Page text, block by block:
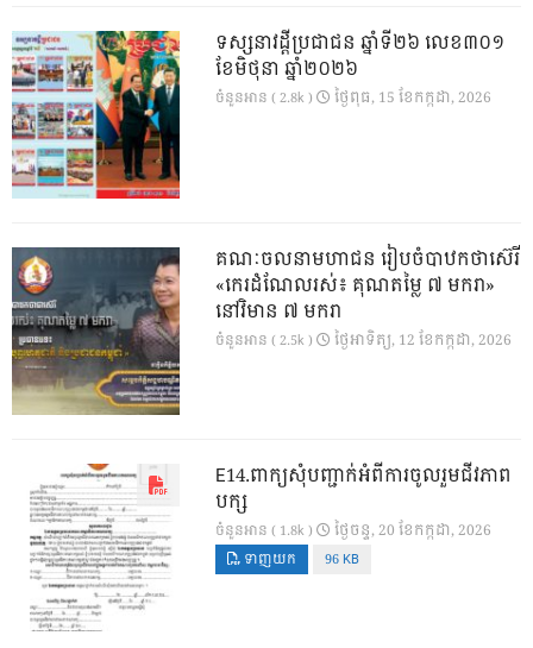
ទស្សនាវដ្ដីប្រជាជន ឆ្នាំទី២៦ លេខ៣០១
ខែមិថុនា ឆ្នាំ២០២៦
ចំនួនអាន ( 2.8k ) ថ្ងៃ​ពុធ, 15 ខែ​កក្កដា, 2026
គណៈចលនាមហាជន រៀបចំបាឋកថាស៊េរី
«កេរដំណែលរស់៖ គុណតម្លៃ ៧ មករា»
នៅវិមាន ៧ មករា
ចំនួនអាន ( 2.5k ) ថ្ងៃ​អាទិត្យ, 12 ខែ​កក្កដា, 2026
E14.ពាក្យសុំបញ្ជាក់អំពីការចូលរួមជីវភាព
បក្ស
ចំនួនអាន ( 1.8k ) ថ្ងៃ​ចន្ទ, 20 ខែ​កក្កដា, 2026
ទាញយក 96 KB